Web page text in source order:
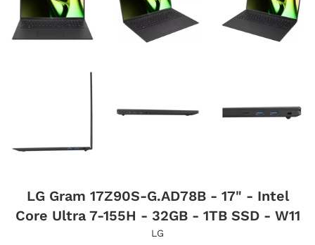
LG Gram 17Z90S-G.AD78B - 17" - Intel
Core Ultra 7-155H - 32GB - 1TB SSD - W11
LG